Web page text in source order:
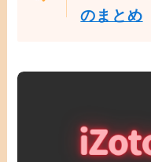
のまとめ